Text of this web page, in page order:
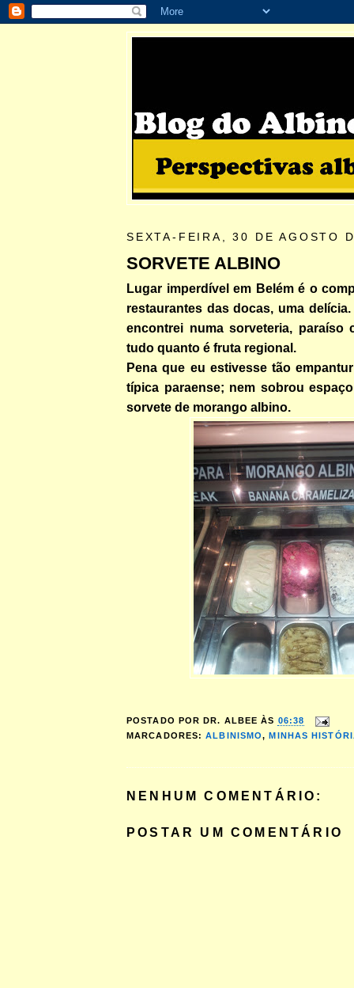
SEXTA-FEIRA, 30 DE AGOSTO
SORVETE ALBINO
Lugar imperdível em Belém é o
restaurantes das docas, uma
encontrei numa sorveteria, paraíso
tudo quanto é fruta regional.
Pena que eu estivesse tão
típica paraense; nem sobrou
sorvete de morango albino.
POSTADO POR DR. ALBEE ÀS 06:38
MARCADORES:ALBINISMO,MINHAS
NENHUM COMENTÁRIO:
POSTAR UM COMENTÁRIO